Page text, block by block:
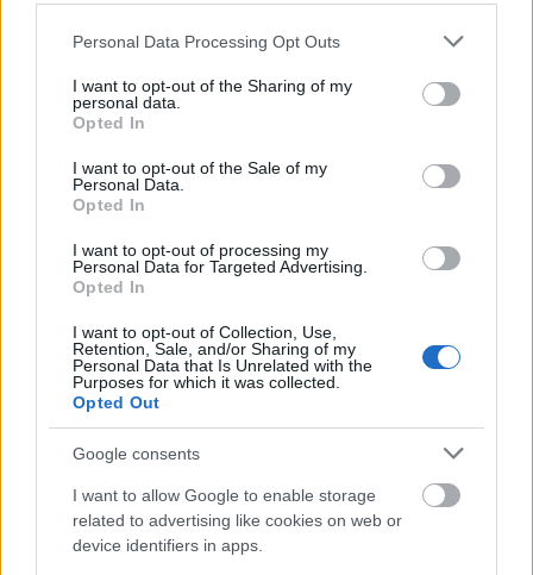
Please note that this website/app uses one or more Google
not limited to your visit or usage behaviour. You may click to
grant or deny consent to Google and its third-party tags to
use your data for below specified purposes in below Google
consent section.
Personal Data Processing Opt Outs
I want to opt-out of the Sharing of my
personal data.
Opted In
I want to opt-out of the Sale of my
Personal Data.
Opted In
I want to opt-out of processing my
Personal Data for Targeted Advertising.
Opted In
I want to opt-out of Collection, Use,
Retention, Sale, and/or Sharing of my
Personal Data that Is Unrelated with the
Purposes for which it was collected.
Opted Out
Google consents
I want to allow Google to enable storage
related to advertising like cookies on web or
device identifiers in apps.
Η OpenAI σταματά το μοντέλο Astra που έλυσε 10
μαθηματικά αινίγματα δεκαετιών